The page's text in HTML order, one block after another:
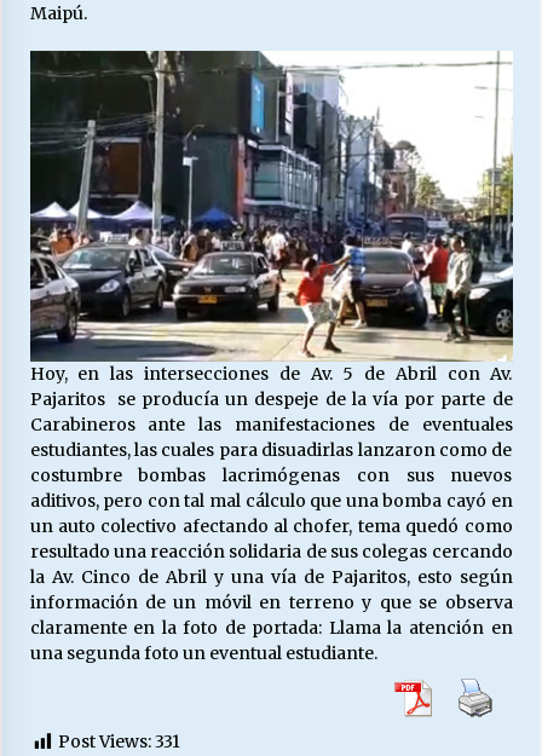
Chile y sus segmentos de la riqueza
06/04/2026
Maipú.
Hoy, en las intersecciones de Av. 5 de Abril con Av.
Pajaritos se producía un despeje de la vía por parte de
Carabineros ante las manifestaciones de eventuales
estudiantes, las cuales para disuadirlas lanzaron como de
costumbre bombas lacrimógenas con sus nuevos
aditivos, pero con tal mal cálculo que una bomba cayó en
un auto colectivo afectando al chofer, tema quedó como
resultado una reacción solidaria de sus colegas cercando
la Av. Cinco de Abril y una vía de Pajaritos, esto según
información de un móvil en terreno y que se observa
claramente en la foto de portada: Llama la atención en
una segunda foto un eventual estudiante.
Post Views:331